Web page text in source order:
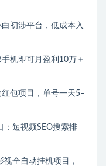
初涉平台，低成本入
机即可月盈利10万＋
包项目，单号一天5–
：短视频SEO搜索排
视全自动挂机项目，